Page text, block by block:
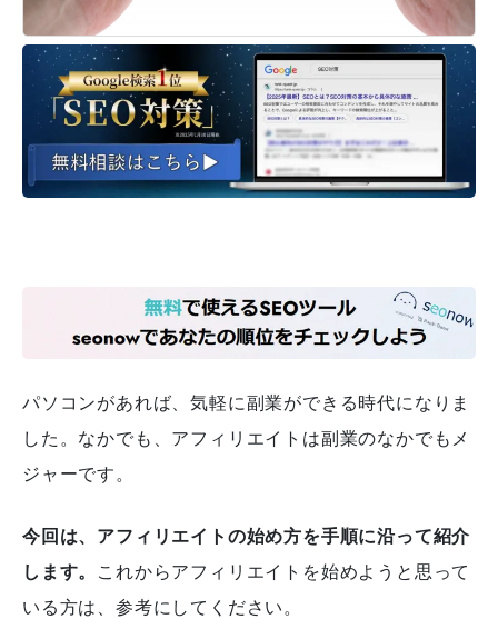
パソコンがあれば、気軽に副業ができる時代になりま
した。なかでも、アフィリエイトは副業のなかでもメ
ジャーです。
今回は、アフィリエイトの始め方を手順に沿って紹介
します。
これからアフィリエイトを始めようと思って
いる方は、参考にしてください。